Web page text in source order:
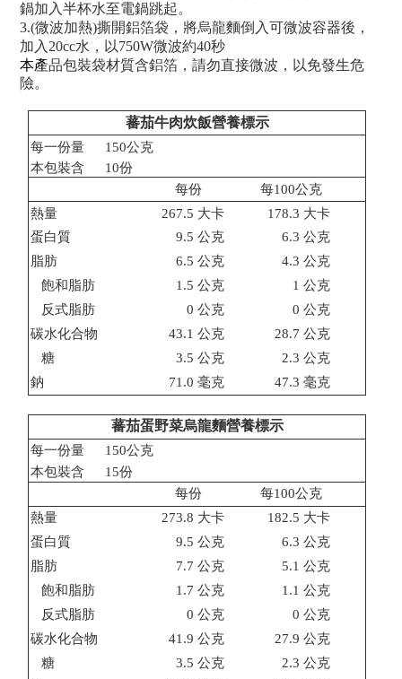
鍋加入半杯水至電鍋跳起。
3.(微波加熱)撕開鋁箔袋，將烏龍麵倒入可微波容器後，
加入 20cc水，以750W微波約40秒
本產品包裝袋材質含鋁箔，請勿直接微波，以免發生危
險。
蕃茄牛肉炊飯營養標示
每一份量 150公克
本包裝含
10份
每份
每100公克
熱量
267.5 大卡 178.3 大卡
蛋白質
9.5 公克 6.3 公克
脂肪
6.5 公克 4.3 公克
飽和脂肪
1.5 公克 1 公克
反式脂肪
0 公克 0 公克
碳水化合物
43.1 公克 28.7 公克
糖
3.5 公克 2.3 公克
鈉
71.0 毫克 47.3 毫克
蕃茄蛋野菜烏龍麵營養標示
每一份量 150公克
本包裝含
15份
每份
每100公克
熱量
273.8 大卡 182.5 大卡
蛋白質
9.5 公克 6.3 公克
脂肪
7.7 公克 5.1 公克
飽和脂肪
1.7 公克 1.1 公克
反式脂肪
0 公克 0 公克
碳水化合物
41.9 公克 27.9 公克
糖
3.5 公克 2.3 公克